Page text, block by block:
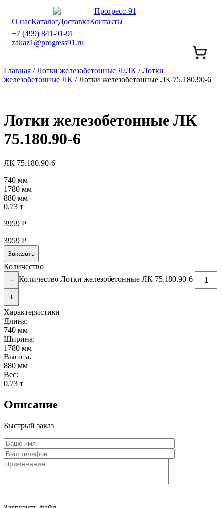
О насКаталогДоставкаКонтакты
+7 (499) 841-91-91
zakaz1@progress91.ru
Главная /Лотки железобетонные Л/ЛК /Лотки
железобетонные ЛК / Лотки железобетонные ЛК 75.180.90-6
Лотки железобетонные ЛК
75.180.90-6
ЛК 75.180.90-6
740 мм
1780 мм
880 мм
0.73 т
3959 Р
3959 Р
Заказать
Количество
-
Количество Лотки железобетонные ЛК 75.180.90-6
+
Характеристики
Длина:
740 мм
Ширина:
1780 мм
Высота:
880 мм
Вес:
0.73 т
Описание
Быстрый заказ